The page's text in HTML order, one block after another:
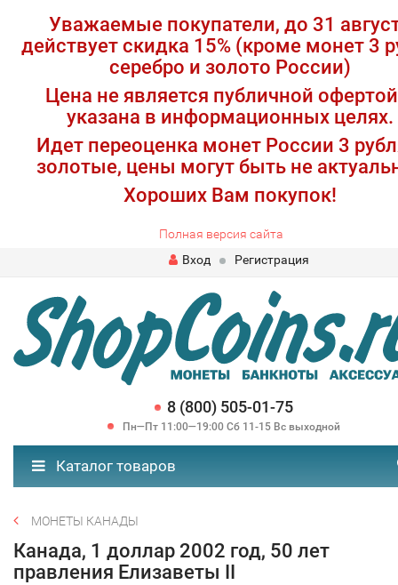
Уважаемые покупатели, до 31
действует скидка 15% (кроме монет 3
серебро и золото России)
Цена не является публичной
указана в информационных целях.
Идет переоценка монет России 3
золотые, цены могут быть не
Хороших Вам покупок!
Полная версия сайта
Вход
Регистрация
8 (800) 505-01-75
Пн—Пт 11:00—19:00 Сб 11-15 Вс выходной
Каталог товаров
МОНЕТЫ КАНАДЫ
Канада, 1 доллар 2002 год, 50 лет
правления Елизаветы II